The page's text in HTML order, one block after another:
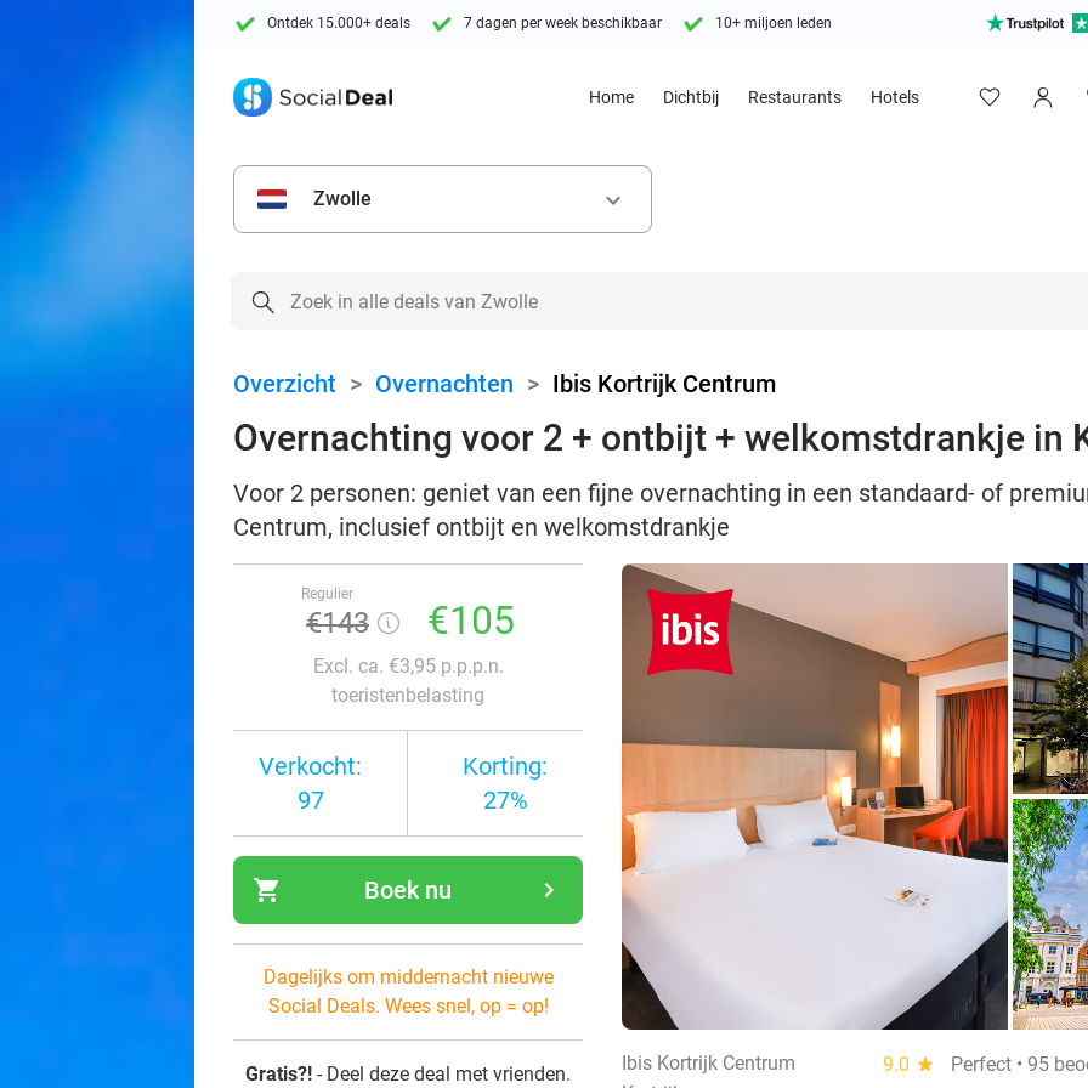
Ontdek 15.000+ deals 7 dagen per week beschikbaar 10+ miljoen leden
Home Dichtbij Restaurants Hotels
Zwolle keyboard_arrow_down
Overzicht > Overnachten > Ibis Kortrijk Centrum
Overnachting voor 2 + ontbijt + welkomstdrankje in
Voor 2 personen: geniet van een fijne overnachting in een standaard- of
Centrum, inclusief ontbijt en welkomstdrankje
Regulier
€143 €105
Excl. ca. €3,95 p.p.p.n.
toeristenbelasting
Verkocht:
97
Korting:
27%
shopping_cart navigate_next
Boek nu
Dagelijks om middernacht nieuwe
Social Deals. Wees snel, op = op!
Gratis?! - Deel deze deal met vrienden.
Ibis Kortrijk Centrum 9.0 star
Perfect • 95